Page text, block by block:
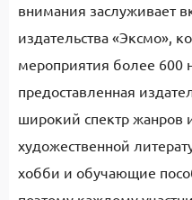
внимания заслуживает
издательства «Эксмо»,
мероприятия более 600
предоставленная
широкий спектр жанров
художественной
хобби и обучающие